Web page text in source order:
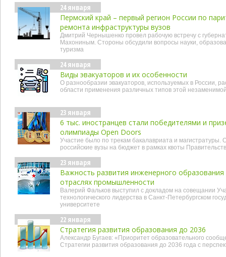
24 января
Пермский край – первый регион России по
ремонта инфраструктуры вузов
Дмитрий Чернышенко провел рабочую встречу с
Махониным. Стороны обсудили вопросы науки,
туризма
24 января
Виды эвакуаторов и их особенности
О разнообразии эвакуаторов, используемых в России,
области применения различных типов этой
23 января
6 тыс. иностранцев стали победителями и
олимпиады Open Doors
Участие было по трекам бакалавриата и магистратуры.
российские вузы на бюджет в рамках квоты
23 января
Важность развития инженерного
отраслях промышленности
Валерий Фальков выступил с докладом на совещании
технологического лидерства в Санкт-Петербургском
университете
22 января
Стратегия развития образования до 2036
Александр Бугаев: «Приоритет образовательного
Стратегии развития образования до 2036 года с